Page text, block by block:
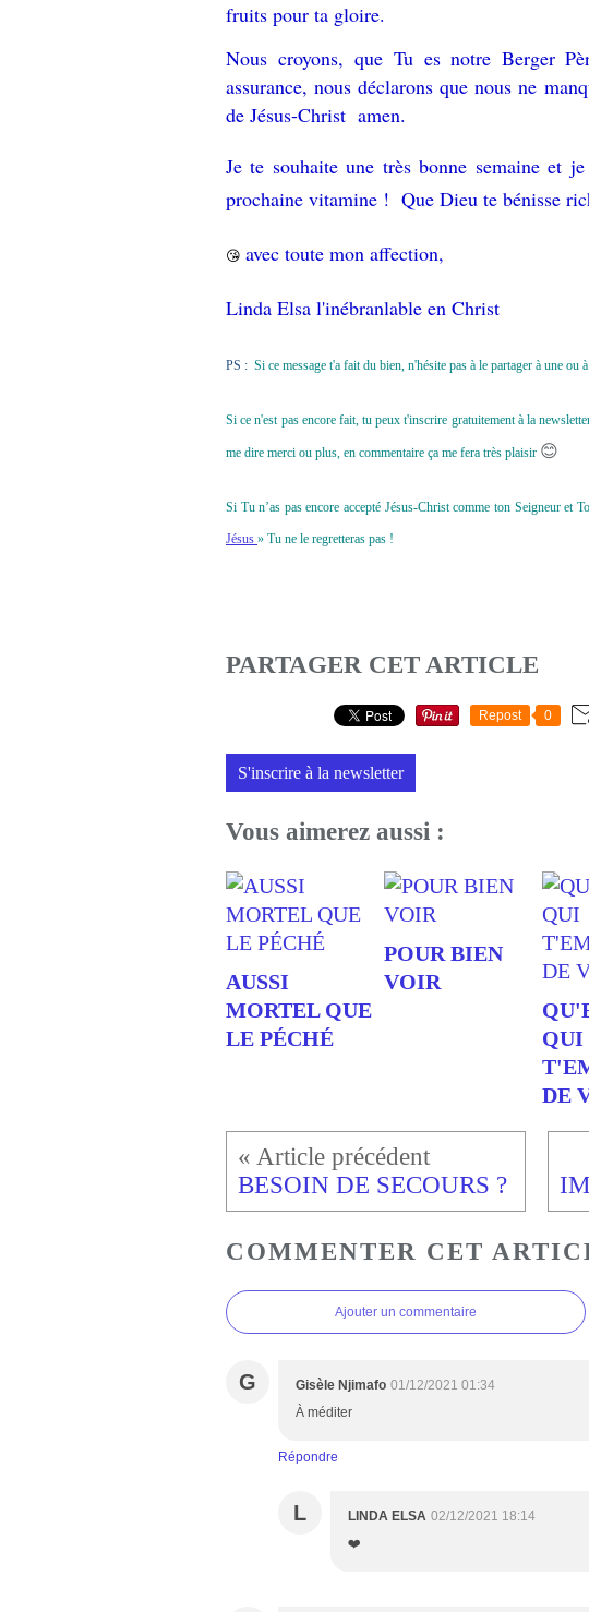
fruits pour ta gloire.
Nous croyons, que Tu es notre Berger
assurance, nous déclarons que nous ne
de Jésus-Christ amen.
Je te souhaite une très bonne semaine et
prochaine vitamine ! Que Dieu te bénisse
😘 avec toute mon affection,
Linda Elsa l'inébranlable en Christ
PS : Si ce message t'a fait du bien, n'hésite pas à le partager à une ou
Si ce n'est pas encore fait, tu peux t'inscrire gratuitement à la
me dire merci ou plus, en commentaire ça me fera très plaisir 😊
Si Tu n’as pas encore accepté Jésus-Christ comme ton Seigneur et
Jésus » Tu ne le regretteras pas !
PARTAGER CET ARTICLE
Repost 0
S'inscrire à la newsletter
Vous aimerez aussi :
AUSSI
MORTEL QUE
LE PÉCHÉ
POUR BIEN
VOIR
QUI
DE
BESOIN DE SECOURS ?
COMMENTER CET
Ajouter un commentaire
G Gisèle Njimafo 01/12/2021 01:34
À méditer
Répondre
L LINDA ELSA 02/12/2021 18:14
❤️